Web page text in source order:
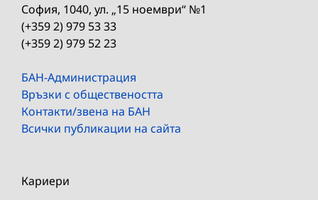
София, 1040, ул. „15 ноември“ №1
(+359 2) 979 53 33
(+359 2) 979 52 23
БАН-Администрация
Връзки с обществеността
Контакти/звена на БАН
Всички публикации на сайта
Кариери